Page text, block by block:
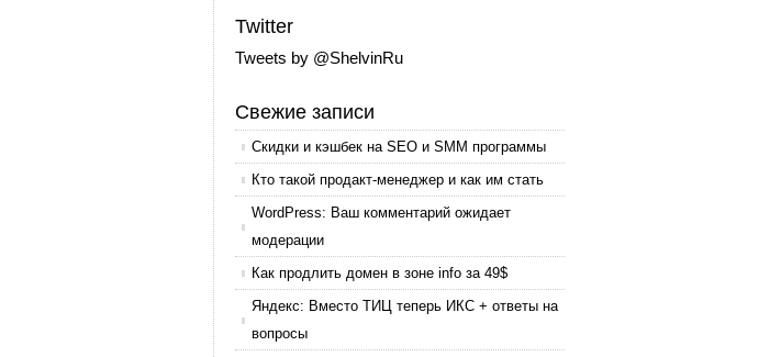
Twitter
Tweets by @ShelvinRu
Свежие записи
Скидки и кэшбек на SEO и SMM программы
Кто такой продакт-менеджер и как им стать
WordPress: Ваш комментарий ожидает
модерации
Как продлить домен в зоне info за 49$
Яндекс: Вместо ТИЦ теперь ИКС + ответы на
вопросы